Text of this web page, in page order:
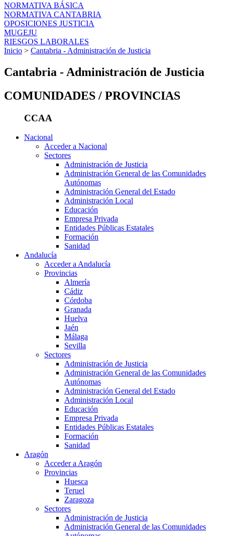
NORMATIVA BÁSICA
NORMATIVA CANTABRIA
OPOSICIONES JUSTICIA
MUGEJU
RIESGOS LABORALES
Inicio > Cantabria - Administración de Justicia
Cantabria - Administración de Justicia
COMUNIDADES / PROVINCIAS
CCAA
Nacional
Acceder a Nacional
Sectores
Administración de Justicia
Administración General de las Comunidades
Autónomas
Administración General del Estado
Administración Local
Educación
Empresa Privada
Entidades Públicas Estatales
Formación
Sanidad
Andalucía
Acceder a Andalucía
Provincias
Almería
Cádiz
Córdoba
Granada
Huelva
Jaén
Málaga
Sevilla
Sectores
Administración de Justicia
Administración General de las Comunidades
Autónomas
Administración General del Estado
Administración Local
Educación
Empresa Privada
Entidades Públicas Estatales
Formación
Sanidad
Aragón
Acceder a Aragón
Provincias
Huesca
Teruel
Zaragoza
Sectores
Administración de Justicia
Administración General de las Comunidades